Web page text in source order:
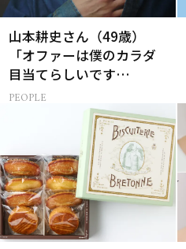
山本耕史さん（49歳）
「オファーは僕のカラダ
目当てらしいです
（笑）」全編英語ミュー
ジカルへの挑戦
PEOPLE